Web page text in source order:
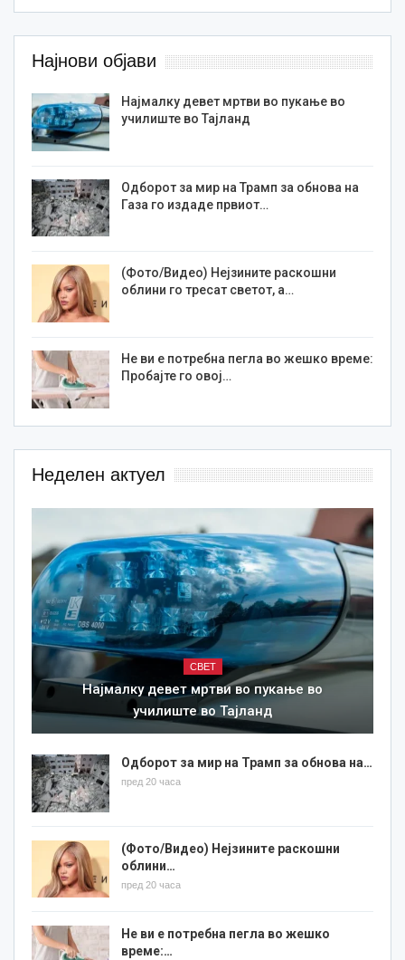
Најнови објави
Најмалку девет мртви во пукање во
училиште во Тајланд
Одборот за мир на Трамп за обнова на
Газа го издаде првиот…
(Фото/Видео) Нејзините раскошни
облини го тресат светот, а…
Не ви е потребна пегла во жешко време:
Пробајте го овој…
Неделен актуел
СВЕТ
Најмалку девет мртви во пукање во
училиште во Тајланд
Одборот за мир на Трамп за обнова на…
пред 20 часа
(Фото/Видео) Нејзините раскошни
облини…
пред 20 часа
Не ви е потребна пегла во жешко
време:…